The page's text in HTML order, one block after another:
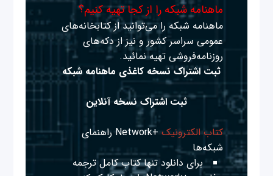
ماهنامه شبکه را از کجا تهیه کنیم؟
ماهنامه شبکه را می‌توانید از کتابخانه‌های
عمومی سراسر کشور و نیز از دکه‌های
روزنامه‌فروشی تهیه نمائید.
ثبت اشتراک نسخه کاغذی ماهنامه شبکه
ثبت اشتراک نسخه آنلاین
کتاب الکترونیک
+Network راهنمای
شبکه‌ها
برای دانلود تنها کتاب کامل ترجمه